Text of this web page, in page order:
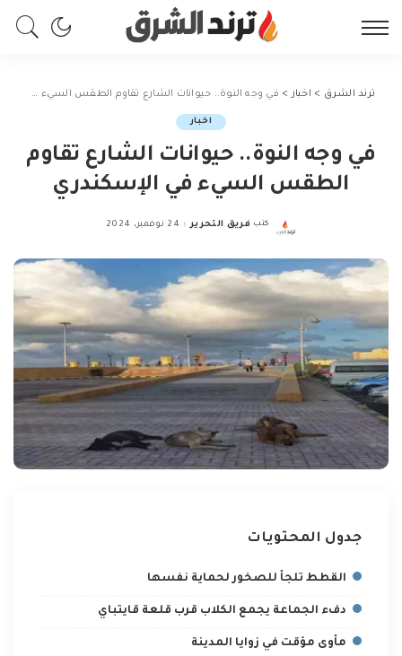
ترند الشرق > اخبار > في وجه النوة.. حيوانات الشارع تقاوم الطقس السيء في الإسكندري
اخبار
في وجه النوة.. حيوانات الشارع تقاوم
الطقس السيء في الإسكندري
Posted
كتب فريق التحرير 24 نوفمبر، 2024
جدول المحتويات
القطط تلجأ للصخور لحماية نفسها
دفء الجماعة يجمع الكلاب قرب قلعة قايتباي
مأوى مؤقت في زوايا المدينة